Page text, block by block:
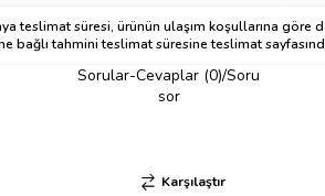
teslimat süresi, ürünün ulaşım koşullarına göre
bağlı tahmini teslimat süresine teslimat
Sorular-Cevaplar (0)/Soru
sor
Karşılaştır